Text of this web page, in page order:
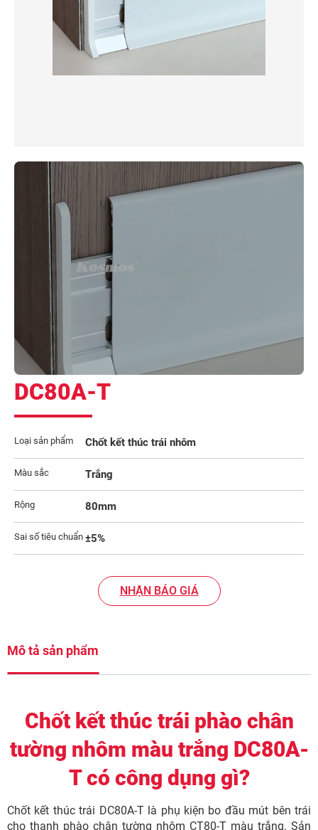
DC80A-T
Loại sản phẩm Chốt kết thúc trái nhôm
Màu sắc Trắng
Rộng 80mm
Sai số tiêu chuẩn ±5%
NHẬN BÁO GIÁ
Mô tả sản phẩm
Chốt kết thúc trái phào chân
tường nhôm màu trắng DC80A-
T có công dụng gì?
Chốt kết thúc trái DC80A-T là phụ kiện bo đầu mút bên trái
cho thanh phào chân tường nhôm CT80-T màu trắng. Sản